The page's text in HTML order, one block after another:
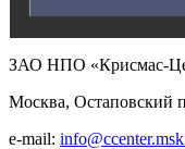
ЗАО НПО «Крисмас-
Москва, Остаповский
e-mail: